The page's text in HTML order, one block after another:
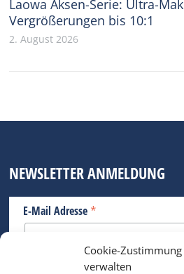
Cookie-Zustimmung
verwalten
Laowa Aksen-Serie: Ultra-
Vergrößerungen bis 10:1
2. August 2026
NEWSLETTER ANMELDUNG
E-Mail Adresse *
Bitte geben Sie Ihre E-Mail Adresse ein.